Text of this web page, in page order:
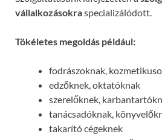
vállalkozásokraspecializálódott.
Tökéletes megoldás például:
fodrászoknak,
edzőknek, oktatóknak
szerelőknek,
tanácsadóknak,
takarító cégeknek